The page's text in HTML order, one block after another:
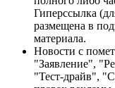
Гиперссылка
размещена в
материала.
Новости с
"Заявление",
"Тест-драйв",